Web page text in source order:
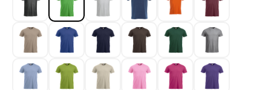
Anthrazit meliert 955
Apfelgrün 605
Asche 92 Blau 565 Blutorange 18Bordeaux 38
Caffe Latte 820Dunkel Blau 56Dunkel Marine 580
Dunkelmocca 825
Flaschengrün 68
Graumeliert
Hellblau 57Hellgrün 67Hellkhaki 815Hellpink 250Kirsche 300Lila 44